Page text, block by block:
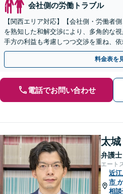
会社側の労働トラブル
【関西エリア対応】【会社側・労働者
を熟知した和解交渉により、多角的な
手方の利益も考慮しつつ交渉を重ね、
指す「不当解雇／労災の損害賠償請求
料金表を
電話でお問い合わせ
太
弁護士
エート
近
市
相